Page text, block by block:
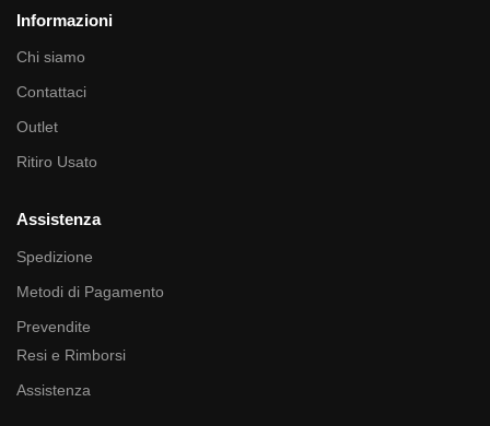
Informazioni
Chi siamo
Contattaci
Outlet
Ritiro Usato
Assistenza
Spedizione
Metodi di Pagamento
Prevendite
Resi e Rimborsi
Assistenza